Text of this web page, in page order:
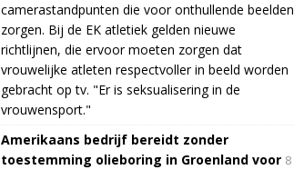
camerastandpunten die voor onthullende beelden
zorgen. Bij de EK atletiek gelden nieuwe
richtlijnen, die ervoor moeten zorgen dat
vrouwelijke atleten respectvoller in beeld worden
gebracht op tv. "Er is seksualisering in de
vrouwensport."
Amerikaans bedrijf bereidt zonder
toestemming olieboring in Groenland voor 8